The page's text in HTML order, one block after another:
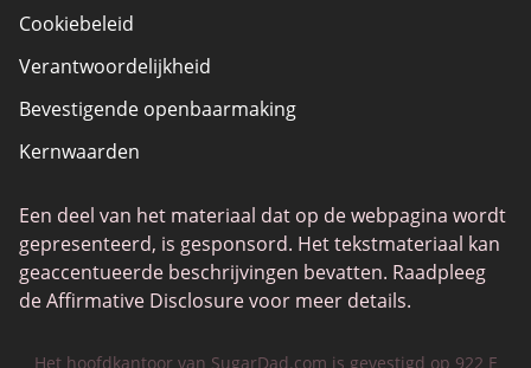
Cookiebeleid
Verantwoordelijkheid
Bevestigende openbaarmaking
Kernwaarden
Een deel van het materiaal dat op de webpagina wordt
gepresenteerd, is gesponsord. Het tekstmateriaal kan
geaccentueerde beschrijvingen bevatten. Raadpleeg
de Affirmative Disclosure voor meer details.
Het hoofdkantoor van SugarDad.com is gevestigd op 922 E